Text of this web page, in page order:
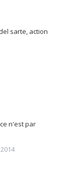
sarte, action
n'est par